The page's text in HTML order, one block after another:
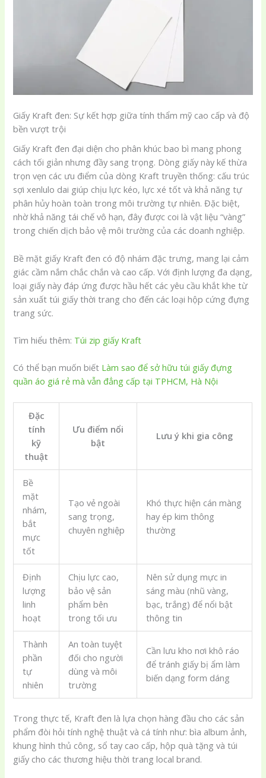
Giấy Kraft đen: Sự kết hợp giữa tính thẩm mỹ cao cấp và độ
bền vượt trội
Giấy Kraft đen đại diện cho phân khúc bao bì mang phong
cách tối giản nhưng đầy sang trọng. Dòng giấy này kế thừa
trọn vẹn các ưu điểm của dòng Kraft truyền thống: cấu trúc
sợi xenlulo dai giúp chịu lực kéo, lực xé tốt và khả năng tự
phân hủy hoàn toàn trong môi trường tự nhiên. Đặc biệt,
nhờ khả năng tái chế vô hạn, đây được coi là vật liệu “vàng”
trong chiến dịch bảo vệ môi trường của các doanh nghiệp.
Bề mặt giấy Kraft đen có độ nhám đặc trưng, mang lại cảm
giác cầm nắm chắc chắn và cao cấp. Với định lượng đa dạng,
loại giấy này đáp ứng được hầu hết các yêu cầu khắt khe từ
sản xuất túi giấy thời trang cho đến các loại hộp cứng đựng
trang sức.
Tìm hiểu thêm: Túi zip giấy Kraft
Có thể bạn muốn biết Làm sao để sở hữu túi giấy đựng
quần áo giá rẻ mà vẫn đẳng cấp tại TPHCM, Hà Nội
Đặc
tính
kỹ
thuật
Ưu điểm nổi
bật
Lưu ý khi gia công
Bề
mặt
nhám,
bắt
mực
tốt
Tạo vẻ ngoài
sang trọng,
chuyên nghiệp
Khó thực hiện cán màng
hay ép kim thông
thường
Định
lượng
linh
hoạt
Chịu lực cao,
bảo vệ sản
phẩm bên
trong tối ưu
Nên sử dụng mực in
sáng màu (nhũ vàng,
bạc, trắng) để nổi bật
thông tin
Thành
phần
tự
nhiên
An toàn tuyệt
đối cho người
dùng và môi
trường
Cần lưu kho nơi khô ráo
để tránh giấy bị ẩm làm
biến dạng form dáng
Trong thực tế, Kraft đen là lựa chọn hàng đầu cho các sản
phẩm đòi hỏi tính nghệ thuật và cá tính như: bìa album ảnh,
khung hình thủ công, sổ tay cao cấp, hộp quà tặng và túi
giấy cho các thương hiệu thời trang local brand.